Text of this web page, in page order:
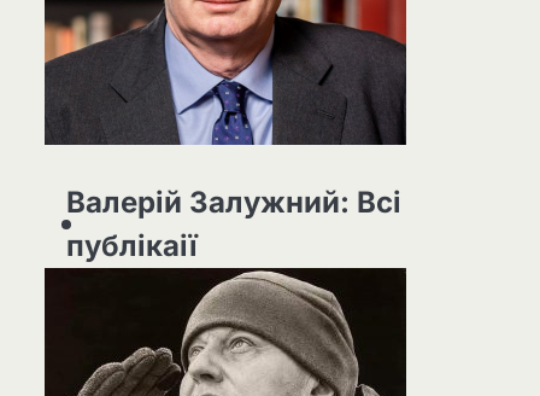
Валерій Залужний: Всі
публікаії